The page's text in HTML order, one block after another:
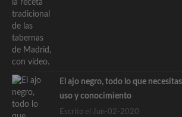
El ajo negro, todo lo que
uso y conocimiento
Escrito el Jun-02-2020